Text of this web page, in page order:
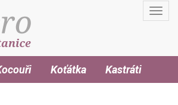
Koťátka Kastráti